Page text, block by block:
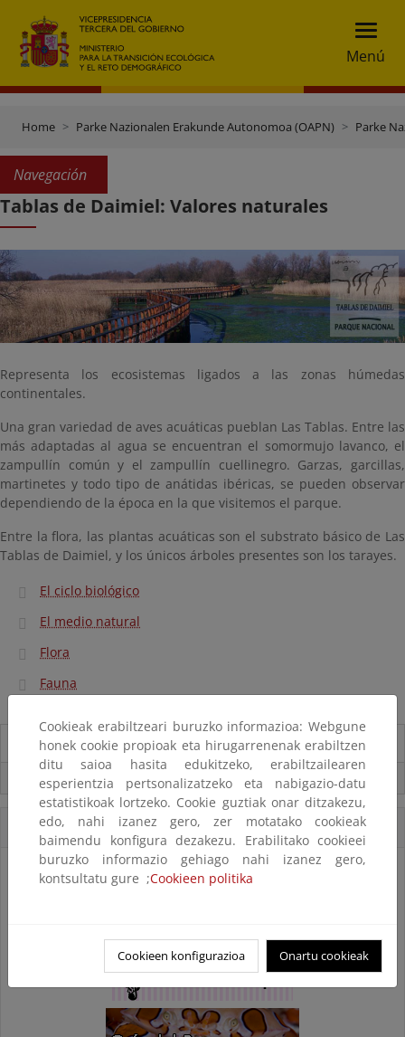
Menú
Home Parke Nazionalen Erakunde Autonomoa (OAPN) Parke
Navegación
Tablas de Daimiel: Valores naturales
Representa los ecosistemas ligados a las zonas húmedas
continentales.
Una gran variedad de aves acuáticas pueblan Las Tablas. Entre las
más adaptadas al agua se encuentran el somormujo lavanco, el
zampullín común y el zampullín cuellinegro. Garzas, garcillas,
martinetes y todo tipo de anátidas ibéricas, se pueden observar
dependiendo de la época en la que visitemos el parque.
Entre la flora, las plantas acuáticas son el substrato básico de Las
Tablas de Daimiel, y los únicos árboles presentes son los tarayes.
El ciclo biológico
El medio natural
Flora
Fauna
Información del Parque
Usos compatibles
Accesos Directos
Cookieak erabiltzeari buruzko informazioa: Webgune
honek cookie propioak eta hirugarrenenak erabiltzen
ditu saioa hasita edukitzeko, erabiltzailearen
esperientzia pertsonalizatzeko eta nabigazio-datu
estatistikoak lortzeko. Cookie guztiak onar ditzakezu,
edo, nahi izanez gero, zer motatako cookieak
baimendu konfigura dezakezu. Erabilitako cookieei
buruzko informazio gehiago nahi izanez gero,
kontsultatu gure ;Cookieen politika
Cookieen konfigurazioa Onartu cookieak